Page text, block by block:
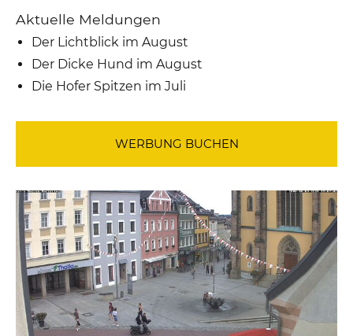
Aktuelle Meldungen
Der Lichtblick im August
Der Dicke Hund im August
Die Hofer Spitzen im Juli
WERBUNG BUCHEN